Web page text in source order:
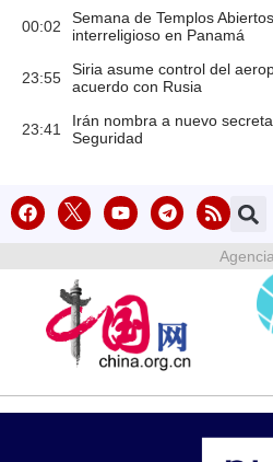
00:02
Semana de Templos
interreligioso en Panamá
23:55
Siria asume control del
acuerdo con Rusia
23:41
Irán nombra a nuevo
Seguridad